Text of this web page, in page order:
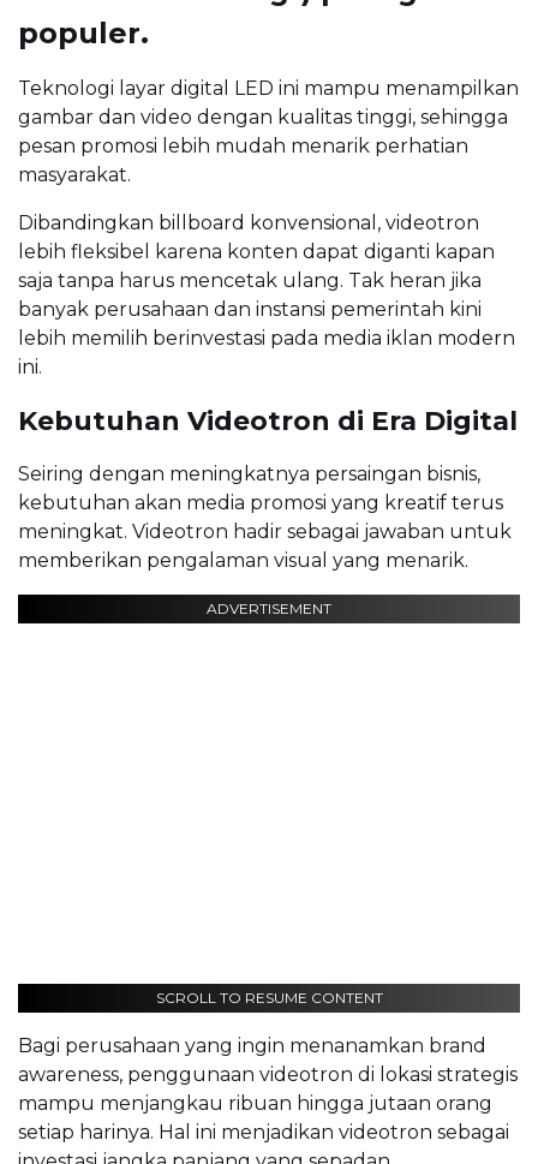
populer.
Teknologi layar digital LED ini mampu menampilkan
gambar dan video dengan kualitas tinggi, sehingga
pesan promosi lebih mudah menarik perhatian
masyarakat.
Dibandingkan billboard konvensional, videotron
lebih fleksibel karena konten dapat diganti kapan
saja tanpa harus mencetak ulang. Tak heran jika
banyak perusahaan dan instansi pemerintah kini
lebih memilih berinvestasi pada media iklan modern
ini.
Kebutuhan Videotron di Era Digital
Seiring dengan meningkatnya persaingan bisnis,
kebutuhan akan media promosi yang kreatif terus
meningkat. Videotron hadir sebagai jawaban untuk
memberikan pengalaman visual yang menarik.
ADVERTISEMENT
SCROLL TO RESUME CONTENT
Bagi perusahaan yang ingin menanamkan brand
awareness, penggunaan videotron di lokasi strategis
mampu menjangkau ribuan hingga jutaan orang
setiap harinya. Hal ini menjadikan videotron sebagai